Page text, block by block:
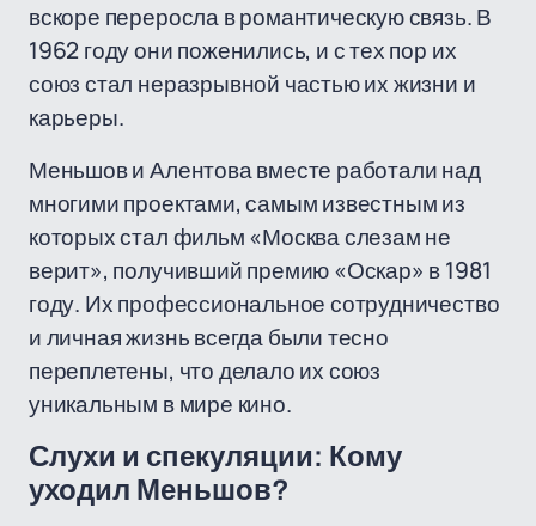
вскоре переросла в романтическую связь. В
1962 году они поженились, и с тех пор их
союз стал неразрывной частью их жизни и
карьеры.
Меньшов и Алентова вместе работали над
многими проектами, самым известным из
которых стал фильм «Москва слезам не
верит», получивший премию «Оскар» в 1981
году. Их профессиональное сотрудничество
и личная жизнь всегда были тесно
переплетены, что делало их союз
уникальным в мире кино.
Слухи и спекуляции: Кому
уходил Меньшов?